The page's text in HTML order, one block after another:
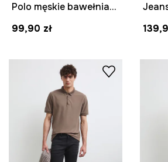
Polo męskie bawełniane z elastanem gładkie
99,90 zł